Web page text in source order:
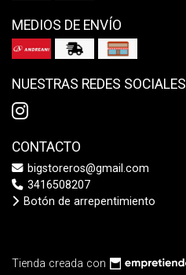
MEDIOS DE ENVÍO
NUESTRAS REDES SOCIALES
CONTACTO
bigstoreros@gmail.com
3416508207
Botón de arrepentimiento
Tienda creada con